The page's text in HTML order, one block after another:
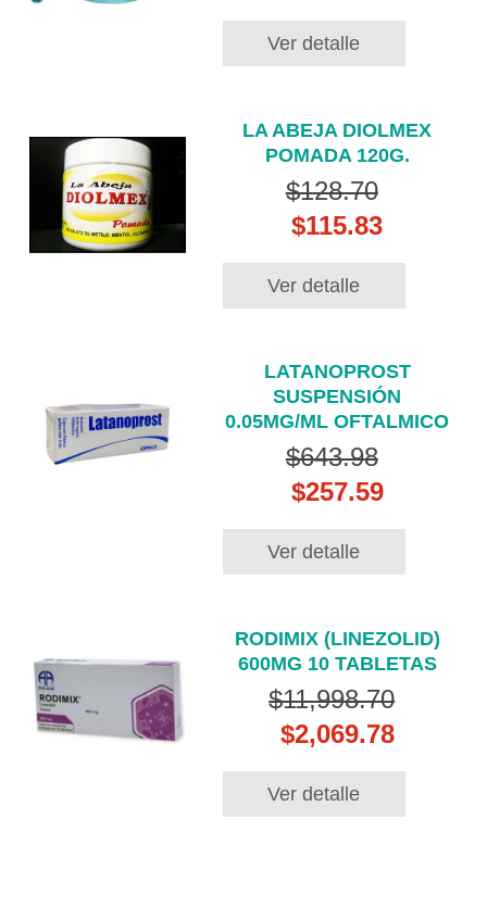
Ver detalle
LA ABEJA DIOLMEX
POMADA 120G.
$128.70
$115.83
Ver detalle
LATANOPROST
SUSPENSIÓN
0.05MG/ML OFTALMICO
$643.98
$257.59
Ver detalle
RODIMIX (LINEZOLID)
600MG 10 TABLETAS
$11,998.70
$2,069.78
Ver detalle